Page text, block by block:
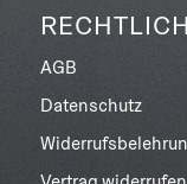
AGB
Datenschutz